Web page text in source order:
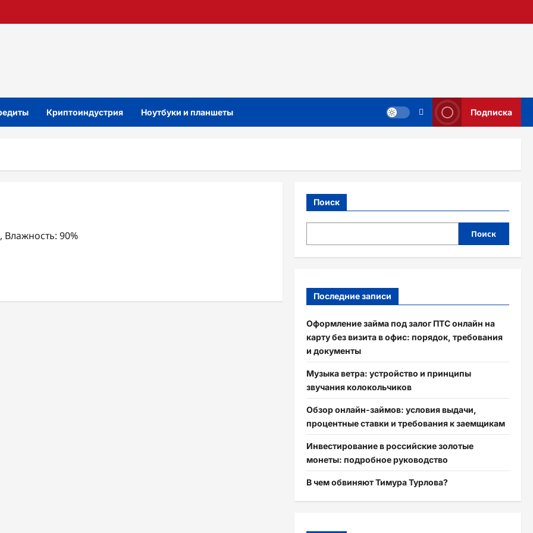
Криптоиндустрия Ноутбуки и планшеты Подписка
Влажность: 90%
Поиск
Поиск
Последние записи
Оформление займа под залог ПТС онлайн на
карту без визита в офис: порядок, требования
и документы
Музыка ветра: устройство и принципы
звучания колокольчиков
Обзор онлайн-займов: условия выдачи,
процентные ставки и требования к заемщикам
Инвестирование в российские золотые
монеты: подробное руководство
В чем обвиняют Тимура Турлова?